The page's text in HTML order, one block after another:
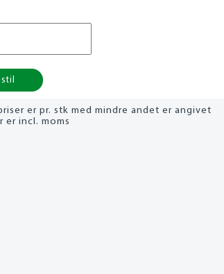
er pr. stk med mindre andet er angivet
er incl. moms